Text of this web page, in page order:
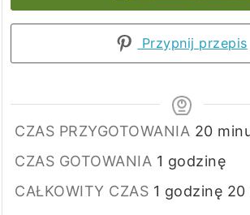
Przypnij przepis
CZAS PRZYGOTOWANIA 20
CZAS GOTOWANIA 1 godzina
godzinę
CAŁKOWITY CZAS 1 godzina
godzinę 20